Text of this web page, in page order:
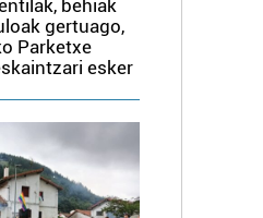
behiak
gertuago,
Parketxe
esker